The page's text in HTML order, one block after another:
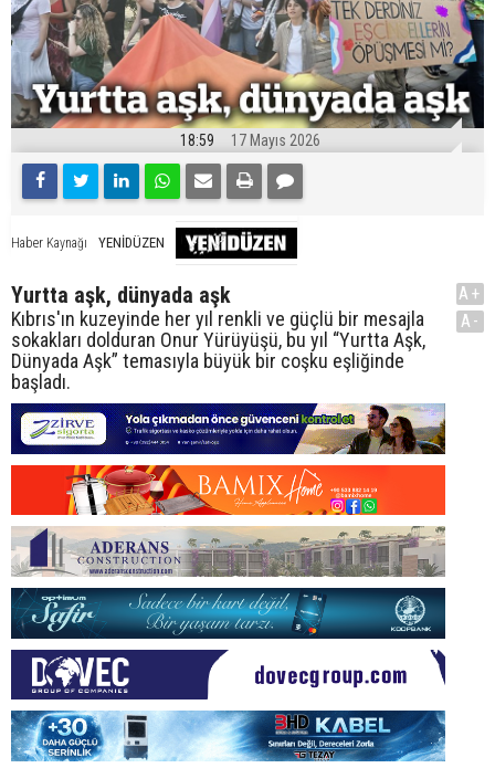
18:59 17 Mayıs 2026
Haber Kaynağı YENİDÜZEN
Yurtta aşk, dünyada aşk
Kıbrıs'ın kuzeyinde her yıl renkli ve güçlü bir mesajla
sokakları dolduran Onur Yürüyüşü, bu yıl “Yurtta Aşk,
Dünyada Aşk” temasıyla büyük bir coşku eşliğinde
başladı.
A+
A-